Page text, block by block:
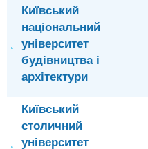
Київський
національний
університет
будівництва і
архітектури
Київський
столичний
університет